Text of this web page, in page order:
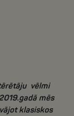
vēlmi
mēs
klasiskos